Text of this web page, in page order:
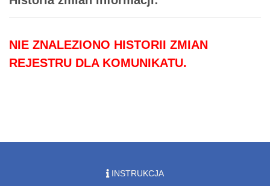
NIE ZNALEZIONO HISTORII ZMIAN
REJESTRU DLA KOMUNIKATU.
INSTRUKCJA